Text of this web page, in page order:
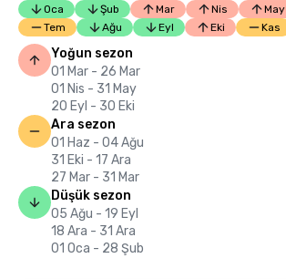
Oca Şub Mar Nis May
Tem
Ağu Eyl Eki Kas
Yoğun sezon
01 Mar - 26 Mar
01 Nis - 31 May
20 Eyl - 30 Eki
Ara sezon
01 Haz - 04 Ağu
31 Eki - 17 Ara
27 Mar - 31 Mar
Düşük sezon
05 Ağu - 19 Eyl
18 Ara - 31 Ara
01 Oca - 28 Şub